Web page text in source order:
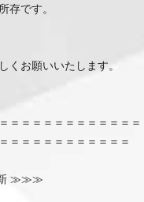
存です。
くお願いいたします。
＝＝＝＝＝＝＝＝＝＝＝
＝＝＝＝＝＝＝＝＝＝＝
≫≫≫